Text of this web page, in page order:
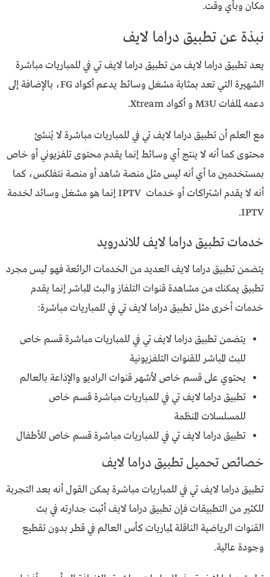
مكان وبأي وقت.
نبذة عن تطبيق دراما لايف
يعد تطبيق دراما لايف من تطبيق دراما لايف تي في للمباريات مباشرة
الشهيرة التي تعد بمثابة مشغل وسائط يدعم أكواد FG، بالإضافة إلى
دعمه لملفات M3U و أكواد Xtream.
مع العلم أن تطبيق دراما لايف تي في للمباريات مباشرة لا يُنشئ
محتوى كما أنه لا ينتج أي وسائط إنما يقدم محتوى تلفزيوني أو خاص
بمستخدمين ما أي أنه ليس مثل منصة شاهد أو منصة نتفلكس، كما
أنه لا يقدم اشتراكات أو خدمات IPTV إنما هو مشغل وسائد لخدمة
IPTV.
خدمات تطبيق دراما لايف للاندرويد
يتضمن تطبيق دراما لايف العديد من الخدمات الرائعة فهو ليس مجرد
تطبيق يمكنك من مشاهدة قنوات التلفاز والبث المباشر إنما يقدم
خدمات أخرى مثل تطبيق دراما لايف تي في للمباريات مباشرة:
يتضمن تطبيق دراما لايف تي في للمباريات مباشرة قسم خاص
للبث المباشر للقنوات التلفزيونية
يحتوي على قسم خاص لأشهر قنوات الراديو والإذاعة بالعالم
تطبيق دراما لايف تي في للمباريات مباشرة قسم خاص
للمسلسلات المنظمة
تطبيق دراما لايف تي في للمباريات مباشرة قسم خاص للأطفال
خصائص تحميل تطبيق دراما لايف
تطبيق دراما لايف تي في للمباريات مباشرة يمكن القول أنه بعد التجربة
للكثير من التطبيقات فإن تطبيق دراما لايف أثبت جدارته في بث
القنوات الرياضية الناقلة لمباريات كأس العالم في قطر بدون تقطيع
وجودة عالية.